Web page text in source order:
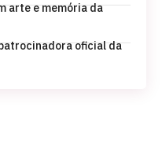
arte e memória da
oficial da